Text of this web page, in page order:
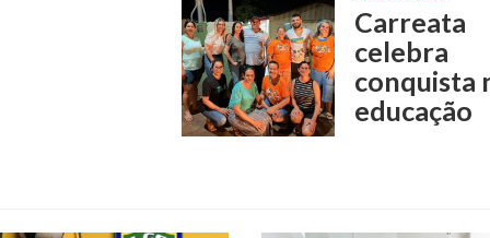
Carreata
celebra
conquista
educação